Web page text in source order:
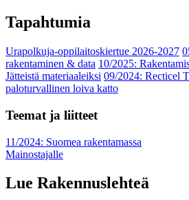
Tapahtumia
Urapolkuja-oppilaitoskiertue 2026-2027
rakentaminen & data 10/2025:
Jätteistä materiaaleiksi 09/2024: Recticel
paloturvallinen loiva katto
Teemat ja liitteet
11/2024: Suomea rakentamassa
Mainostajalle
Lue Rakennuslehteä